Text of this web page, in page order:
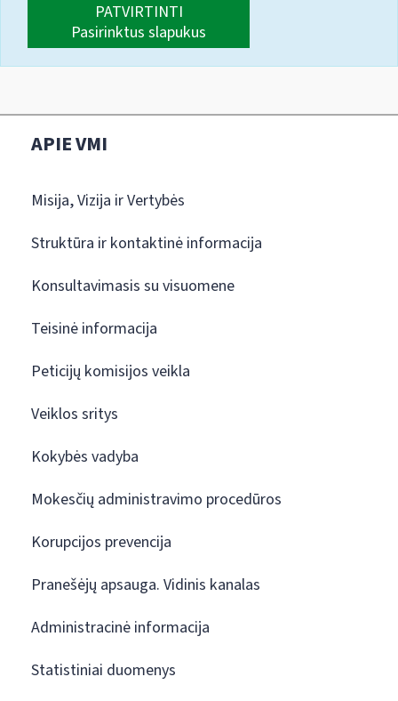
PATVIRTINTI
Pasirinktus slapukus
APIE VMI
Misija, Vizija ir Vertybės
Struktūra ir kontaktinė informacija
Konsultavimasis su visuomene
Teisinė informacija
Peticijų komisijos veikla
Veiklos sritys
Kokybės vadyba
Mokesčių administravimo procedūros
Korupcijos prevencija
Pranešėjų apsauga. Vidinis kanalas
Administracinė informacija
Statistiniai duomenys